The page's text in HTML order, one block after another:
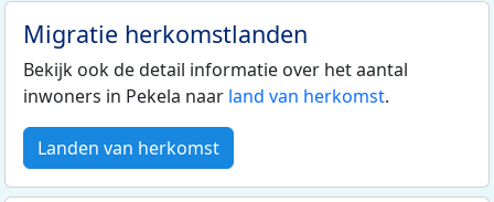
Migratie herkomstlanden
Bekijk ook de detail informatie over het aantal
inwoners in Pekela naar land van herkomst.
Landen van herkomst